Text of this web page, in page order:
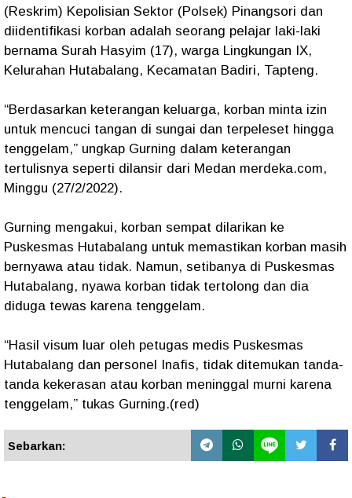
(Reskrim) Kepolisian Sektor (Polsek) Pinangsori dan
diidentifikasi korban adalah seorang pelajar laki-laki
bernama Surah Hasyim (17), warga Lingkungan IX,
Kelurahan Hutabalang, Kecamatan Badiri, Tapteng.
“Berdasarkan keterangan keluarga, korban minta izin
untuk mencuci tangan di sungai dan terpeleset hingga
tenggelam,” ungkap Gurning dalam keterangan
tertulisnya seperti dilansir dari Medan merdeka.com,
Minggu (27/2/2022).
Gurning mengakui, korban sempat dilarikan ke
Puskesmas Hutabalang untuk memastikan korban masih
bernyawa atau tidak. Namun, setibanya di Puskesmas
Hutabalang, nyawa korban tidak tertolong dan dia
diduga tewas karena tenggelam.
“Hasil visum luar oleh petugas medis Puskesmas
Hutabalang dan personel Inafis, tidak ditemukan tanda-
tanda kekerasan atau korban meninggal murni karena
tenggelam,” tukas Gurning.(red)
Sebarkan: